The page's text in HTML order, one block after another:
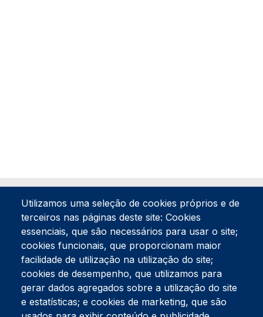
Tel:234 390 100Fax:234 390 100
Endereço Postal
Apartado 42
Rua Gil Eanes 31
Utilizamos uma seleção de cookies próprios e de
terceiros nas páginas deste site: Cookies
essenciais, que são necessários para usar o site;
cookies funcionais, que proporcionam maior
facilidade de utilização na utilização do site;
cookies de desempenho, que utilizamos para
gerar dados agregados sobre a utilização do site
e estatísticas; e cookies de marketing, que são